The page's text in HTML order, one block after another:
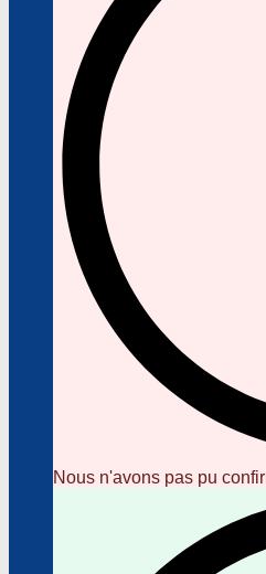
Nous n'avons pas pu